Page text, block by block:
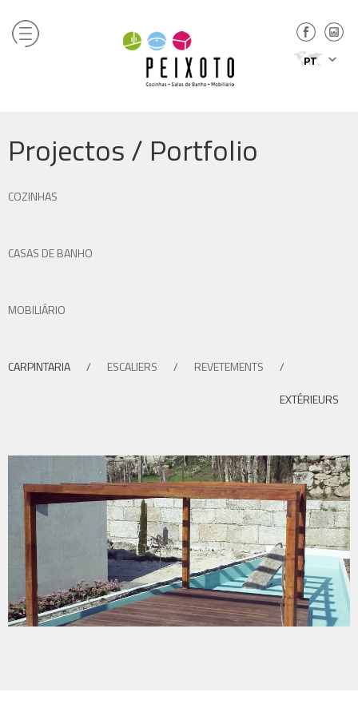
PT
Projectos / Portfolio
COZINHAS
CASAS DE BANHO
MOBILIÁRIO
CARPINTARIA / ESCALIERS / REVETEMENTS
/
EXTÉRIEURS